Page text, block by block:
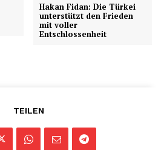
Hakan Fidan: Die Türkei
unterstützt den Frieden
mit voller
Entschlossenheit
TEILEN